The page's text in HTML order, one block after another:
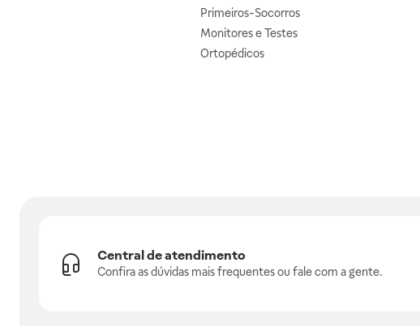
Primeiros-Socorros
Monitores e Testes
Ortopédicos
Central de atendimento
Confira as dúvidas mais frequentes ou fale com a gente.